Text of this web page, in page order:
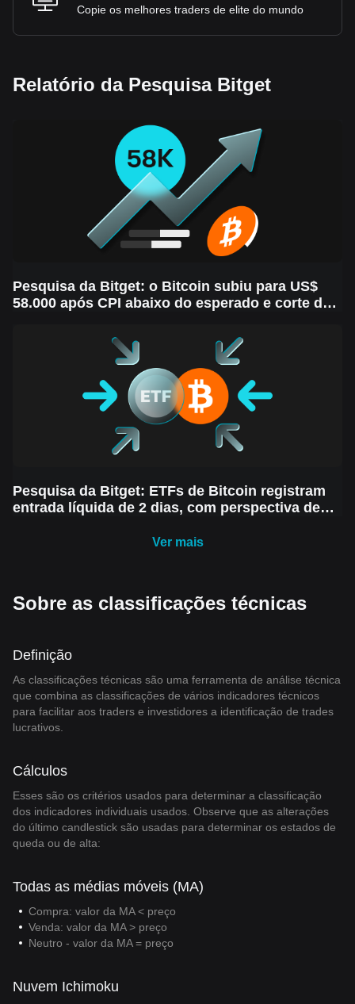
Copie os melhores traders de elite do mundo
Relatório da Pesquisa Bitget
Pesquisa da Bitget: o Bitcoin subiu para US$
58.000 após CPI abaixo do esperado e corte da
meio à volatilidade do mercado
Pesquisa da Bitget: ETFs de Bitcoin registram
entrada líquida de 2 dias, com perspectiva de
risco de quedas permanece
Ver mais
Sobre as classificações técnicas
Definição
As classificações técnicas são uma ferramenta de análise técnica
que combina as classificações de vários indicadores técnicos
para facilitar aos traders e investidores a identificação de trades
lucrativos.
Cálculos
Esses são os critérios usados para determinar a classificação
dos indicadores individuais usados. Observe que as alterações
do último candlestick são usadas para determinar os estados de
queda ou de alta:
Todas as médias móveis (MA)
Compra: valor da MA < preço
Venda: valor da MA > preço
Neutro - valor da MA = preço
Nuvem Ichimoku